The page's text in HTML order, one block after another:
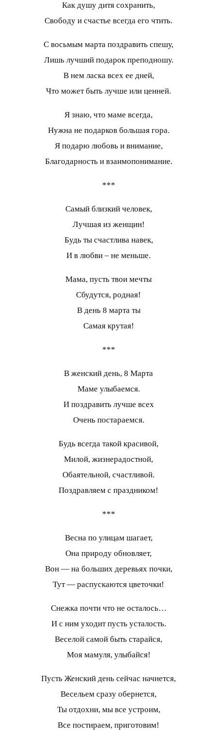
Как душу дитя сохранить,
Свободу и счастье всегда его чтить.
С восьмым марта поздравить спешу,
Лишь лучший подарок преподношу.
В нем ласка всех ее дней,
Что может быть лучше или ценней.
Я знаю, что маме всегда,
Нужна не подарков большая гора.
Я подарю любовь и внимание,
Благодарность и взаимопонимание.
***
Самый близкий человек,
Лучшая из женщин!
Будь ты счастлива навек,
И в любви – не меньше.
Мама, пусть твои мечты
Сбудутся, родная!
В день 8 марта ты
Самая крутая!
***
В женский день, 8 Марта
Маме улыбаемся.
И поздравить лучше всех
Очень постараемся.
Будь всегда такой красивой,
Милой, жизнерадостной,
Обаятельной, счастливой.
Поздравляем с праздником!
***
Весна по улицам шагает,
Она природу обновляет,
Вон — на больших деревьях почки,
Тут — распускаются цветочки!
Снежка почти что не осталось…
И с ним уходит пусть усталость.
Веселой самой быть старайся,
Моя мамуля, улыбайся!
Пусть Женский день сейчас начнется,
Весельем сразу обернется,
Ты отдохни, мы все устроим,
Все постираем, приготовим!